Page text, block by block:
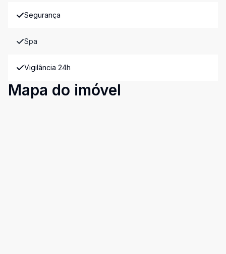
Segurança
Spa
Vigilância 24h
Mapa do imóvel